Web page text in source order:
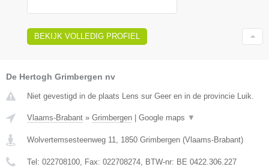
BEKIJK VOLLEDIG PROFIEL
De Hertogh Grimbergen nv
Niet gevestigd in de plaats Lens sur Geer en in de provincie Luik.
Vlaams-Brabant » Grimbergen Google maps ▼
Wolvertemsesteenweg 11 1850 Grimbergen (Vlaams-Brabant)
Tel: 022708100 , Fax: 022708274 , BTW-nr: BE 0422.306.227